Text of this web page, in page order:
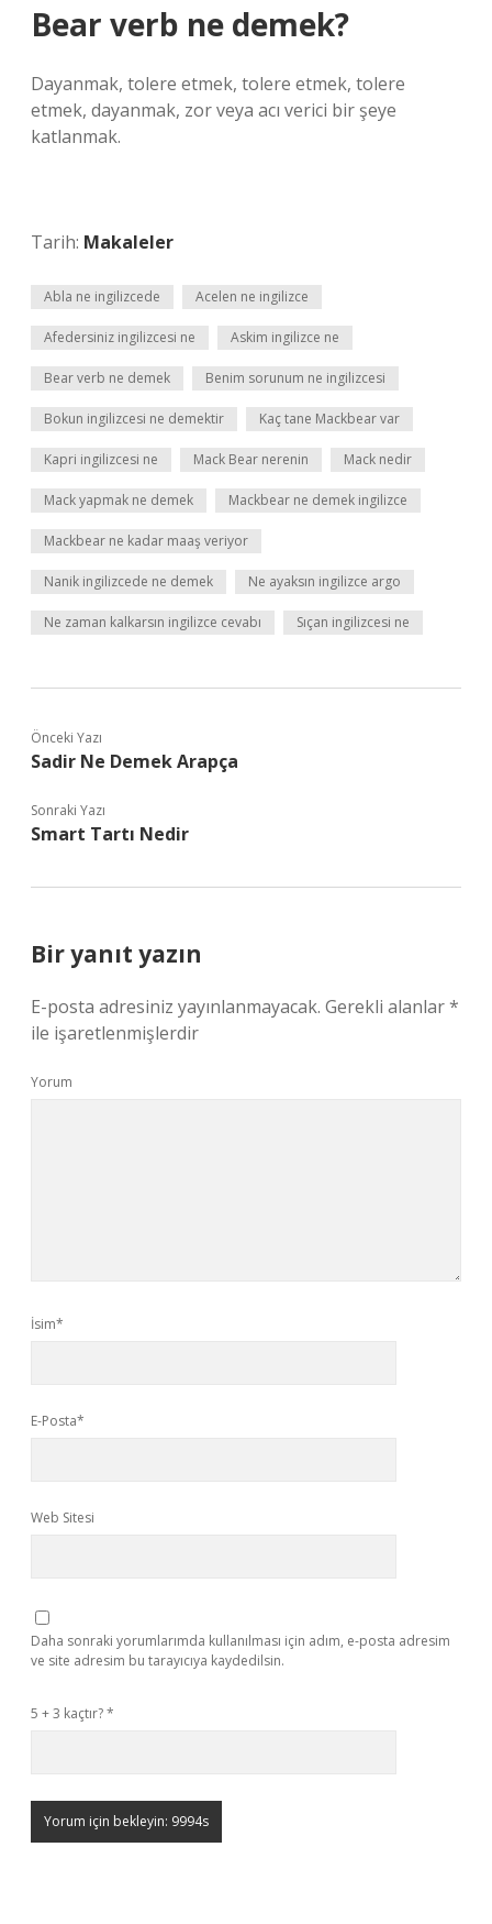
Bear verb ne demek?
Dayanmak, tolere etmek, tolere etmek, tolere
etmek, dayanmak, zor veya acı verici bir şeye
katlanmak.
Tarih: Makaleler
Abla ne ingilizcede Acelen ne ingilizce
Afedersiniz ingilizcesi ne Askim ingilizce ne
Bear verb ne demek Benim sorunum ne ingilizcesi
Bokun ingilizcesi ne demektir Kaç tane Mackbear var
Kapri ingilizcesi ne Mack Bear nerenin Mack nedir
Mack yapmak ne demek Mackbear ne demek ingilizce
Mackbear ne kadar maaş veriyor
Nanik ingilizcede ne demek Ne ayaksın ingilizce argo
Ne zaman kalkarsın ingilizce cevabı Sıçan ingilizcesi ne
Önceki Yazı
Sadir Ne Demek Arapça
Sonraki Yazı
Smart Tartı Nedir
Bir yanıt yazın
E-posta adresiniz yayınlanmayacak. Gerekli alanlar*
ile işaretlenmişlerdir
Yorum
İsim*
E-Posta*
Web Sitesi
Daha sonraki yorumlarımda kullanılması için adım, e-posta adresim
ve site adresim bu tarayıcıya kaydedilsin.
5 + 3 kaçtır?*